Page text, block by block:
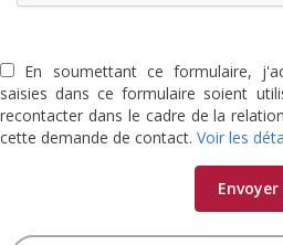
En soumettant ce formulaire,
saisies dans ce formulaire soient
recontacter dans le cadre de la
cette demande de contact. Voir les